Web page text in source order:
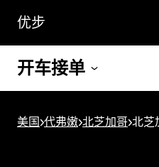
容
优步
开车接单
美国>代弗嫩>北芝加哥>北芝